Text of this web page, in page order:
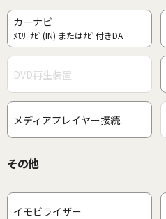
カーナビ
ﾒﾓﾘｰﾅﾋﾞ(IN) またはﾅﾋﾞ付きDA
DVD再生装置
メディアプレイヤー接続
その他
イモビライザー